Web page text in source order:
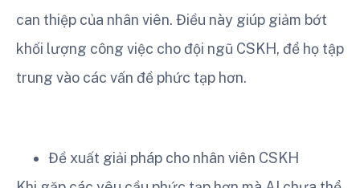
can thiệp của nhân viên. Điều này giúp giảm bớt
khối lượng công việc cho đội ngũ CSKH, để họ tập
trung vào các vấn đề phức tạp hơn.
Đề xuất giải pháp cho nhân viên CSKH